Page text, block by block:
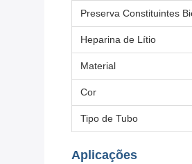
Preserva Constituintes
Heparina de Lítio
Material
Cor
Tipo de Tubo
Aplicações